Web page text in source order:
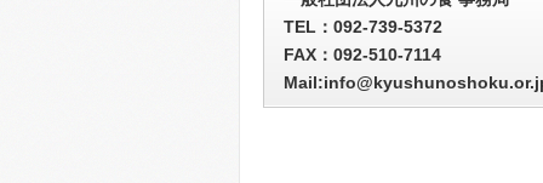
TEL：092-739-5372
FAX：092-510-7114